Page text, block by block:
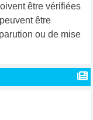
être vérifiées
être
ou de mise